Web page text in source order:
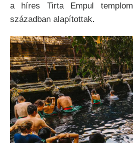
a híres Tirta Empul
században alapítottak.